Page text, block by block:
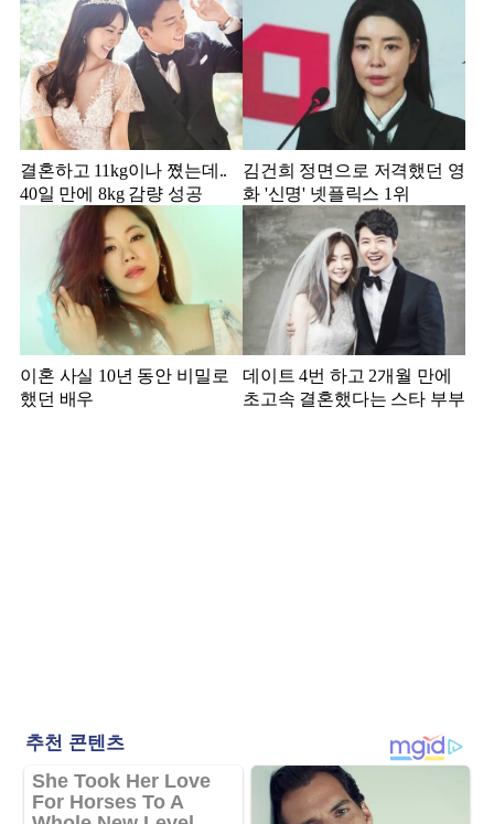
결혼하고 11kg이나 쪘는데..
40일 만에 8kg 감량 성공
김건희 정면으로 저격했던 영
화 '신명' 넷플릭스 1위
이혼 사실 10년 동안 비밀로
했던 배우
데이트 4번 하고 2개월 만에
초고속 결혼했다는 스타 부부